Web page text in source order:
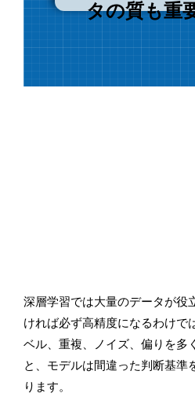
タの質も重
深層学習では大量のデータが役
ければ必ず高精度になるわけで
ベル、重複、ノイズ、偏りを多
と、モデルは間違った判断基準
ります。